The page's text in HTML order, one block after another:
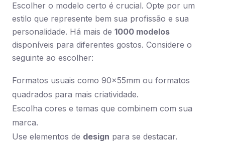
Escolher o modelo certo é crucial. Opte por um
estilo que represente bem sua profissão e sua
personalidade. Há mais de 1000 modelos
disponíveis para diferentes gostos. Considere o
seguinte ao escolher:
Formatos usuais como 90x55mm ou formatos
quadrados para mais criatividade.
Escolha cores e temas que combinem com sua
marca.
Use elementos de design para se destacar.